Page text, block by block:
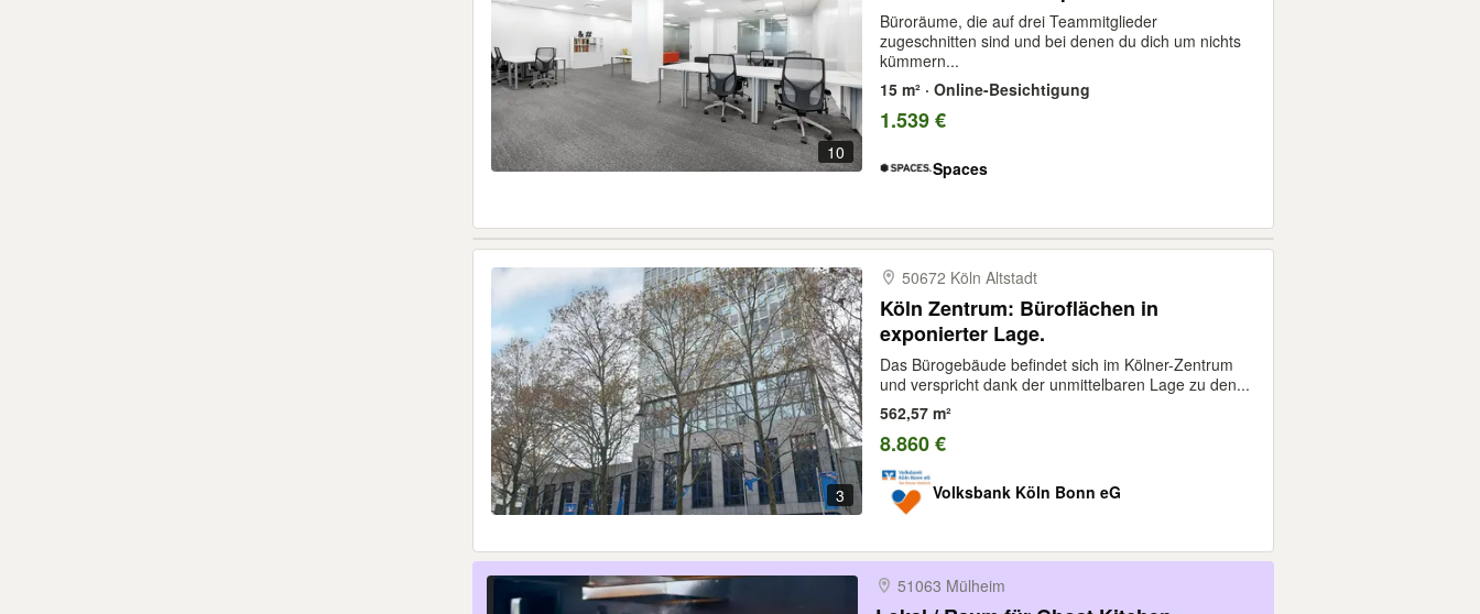
10
Büroräume, die auf drei Teammitglieder
zugeschnitten sind und bei denen du dich um nichts
kümmern...
15 m² · Online-Besichtigung
1.539 €
Spaces
3
50672 Köln Altstadt
Köln Zentrum: Büroflächen in
exponierter Lage.
Das Bürogebäude befindet sich im Kölner-Zentrum
und verspricht dank der unmittelbaren Lage zu den...
562,57 m²
8.860 €
Volksbank Köln Bonn eG
51063 Mülheim